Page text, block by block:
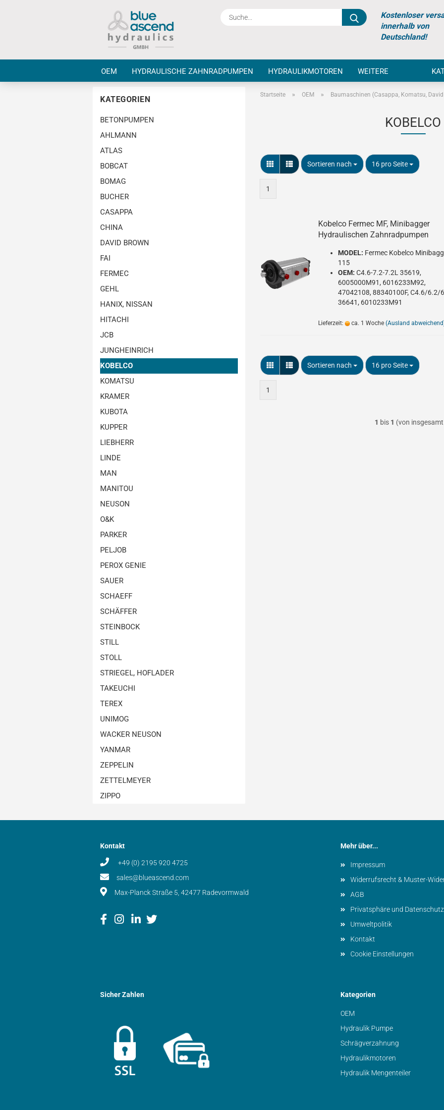
Suche...Kostenloser
innerhalb von
Deutschland!
OEM HYDRAULISCHE ZAHNRADPUMPEN HYDRAULIKMOTOREN WEITERE
Startseite » OEM » Baumaschinen (Casappa, Komatsu,
KOBELCO
Sortieren nach
Sortieren nach 16 pro Seite
pro Seite
1
Kobelco Fermec MF, Minibagger
Hydraulischen Zahnradpumpen
MODEL: Fermec Kobelco
115
OEM:C4.6-7.2-7.2L 35619,
6005000M91, 6016233M92,
47042108, 88340100F, C4.6/6.2/
36641, 6010233M91
Lieferzeit: ca. 1 Woche (Ausland
Sortieren nach
Sortieren nach 16 pro Seite
pro Seite
1
1 bis 1 (von insgesamt
KATEGORIEN
BETONPUMPEN
AHLMANN
ATLAS
BOBCAT
BOMAG
BUCHER
CASAPPA
CHINA
DAVID BROWN
FAI
FERMEC
GEHL
HANIX, NISSAN
HITACHI
JCB
JUNGHEINRICH
KOBELCO
KOMATSU
KRAMER
KUBOTA
KUPPER
LIEBHERR
LINDE
MAN
MANITOU
NEUSON
O&K
PARKER
PELJOB
PEROX GENIE
SAUER
SCHAEFF
SCHÄFFER
STEINBOCK
STILL
STOLL
STRIEGEL, HOFLADER
TAKEUCHI
TEREX
UNIMOG
WACKER NEUSON
YANMAR
ZEPPELIN
ZETTELMEYER
ZIPPO
Kontakt
+49 (0) 2195 920 4725
sales@blueascend.com
Max-Planck Straße 5, 42477 Radevormwald
Mehr über...
Impressum
Widerrufsrecht & Muster-
AGB
Privatsphäre und Datenschutz
Umweltpolitik
Kontakt
Cookie Einstellungen
Sicher Zahlen Kategorien
OEM
Hydraulik Pumpe
Schrägverzahnung
Hydraulikmotoren
Hydraulik Mengenteiler